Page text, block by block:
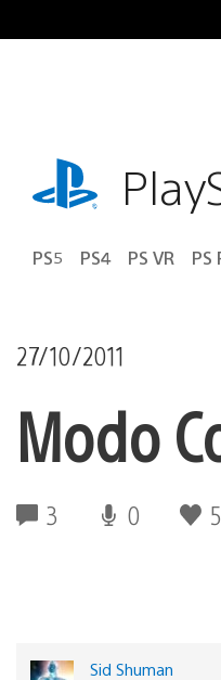
al
playstation.com
PS5 PS4 PS VR PS
27/10/2011
Modo
3 0 5
Sid Shuman